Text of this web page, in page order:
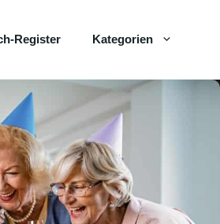
Register Kategorien